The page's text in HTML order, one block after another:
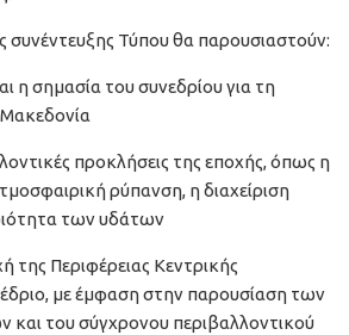
συνέντευξης Τύπου θα παρουσιαστούν:
η σημασία του συνεδρίου για τη
προκλήσεις της εποχής, όπως η
ρύπανση, η διαχείριση
των υδάτων
της Περιφέρειας Κεντρικής
με έμφαση στην παρουσίαση των
και του σύγχρονου περιβαλλοντικού